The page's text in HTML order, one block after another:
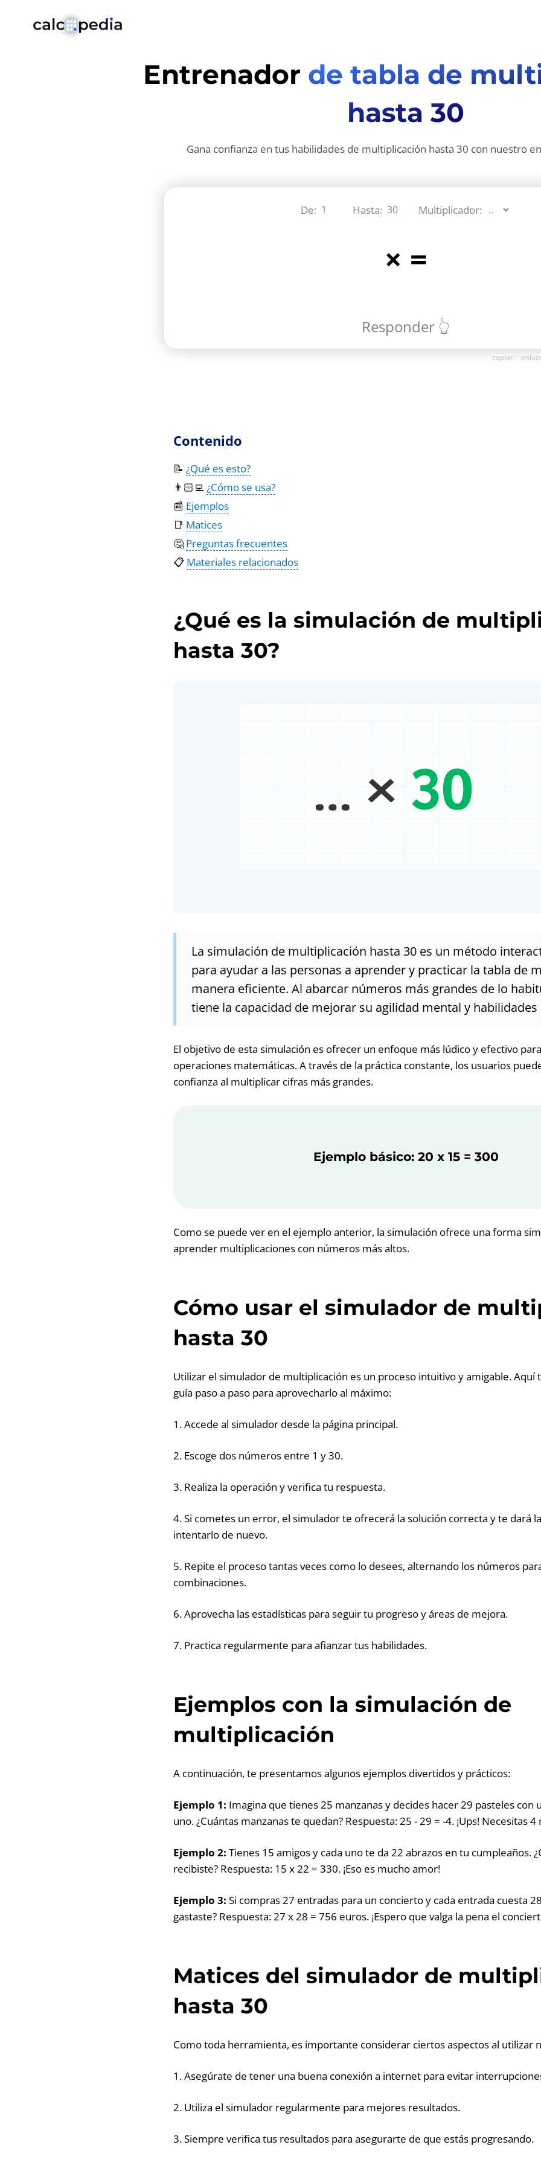
Entrenador de tabla de
hasta 30
Gana confianza en tus habilidades de multiplicación hasta 30 con nuestro
De: Hasta: Multiplicador:
× =
Responder 👆
copiar:
Contenido
📝 ¿Qué es esto?
👨🏻‍💻 ¿Cómo se usa?
📰 Ejemplos
📑 Matices
🤔 Preguntas frecuentes
📋 Materiales relacionados
¿Qué es la simulación de
hasta 30?
La simulación de multiplicación hasta 30 es un método
para ayudar a las personas a aprender y practicar la tabla de
manera eficiente. Al abarcar números más grandes de lo
tiene la capacidad de mejorar su agilidad mental y
El objetivo de esta simulación es ofrecer un enfoque más lúdico y efectivo
operaciones matemáticas. A través de la práctica constante, los usuarios
confianza al multiplicar cifras más grandes.
Ejemplo básico: 20 x 15 = 300
Como se puede ver en el ejemplo anterior, la simulación ofrece una forma
aprender multiplicaciones con números más altos.
Cómo usar el simulador de
hasta 30
Utilizar el simulador de multiplicación es un proceso intuitivo y amigable. Aquí
guía paso a paso para aprovecharlo al máximo:
1. Accede al simulador desde la página principal.
2. Escoge dos números entre 1 y 30.
3. Realiza la operación y verifica tu respuesta.
4. Si cometes un error, el simulador te ofrecerá la solución correcta y te dará
intentarlo de nuevo.
5. Repite el proceso tantas veces como lo desees, alternando los números
combinaciones.
6. Aprovecha las estadísticas para seguir tu progreso y áreas de mejora.
7. Practica regularmente para afianzar tus habilidades.
Ejemplos con la simulación de
multiplicación
A continuación, te presentamos algunos ejemplos divertidos y prácticos:
Ejemplo 1: Imagina que tienes 25 manzanas y decides hacer 29 pasteles con
uno. ¿Cuántas manzanas te quedan? Respuesta: 25 - 29 = -4. ¡Ups! Necesitas
Ejemplo 2: Tienes 15 amigos y cada uno te da 22 abrazos en tu cumpleaños.
recibiste? Respuesta: 15 x 22 = 330. ¡Eso es mucho amor!
Ejemplo 3: Si compras 27 entradas para un concierto y cada entrada cuesta
gastaste? Respuesta: 27 x 28 = 756 euros. ¡Espero que valga la pena el
Matices del simulador de
hasta 30
Como toda herramienta, es importante considerar ciertos aspectos al utilizar
1. Asegúrate de tener una buena conexión a internet para evitar
2. Utiliza el simulador regularmente para mejores resultados.
3. Siempre verifica tus resultados para asegurarte de que estás progresando.